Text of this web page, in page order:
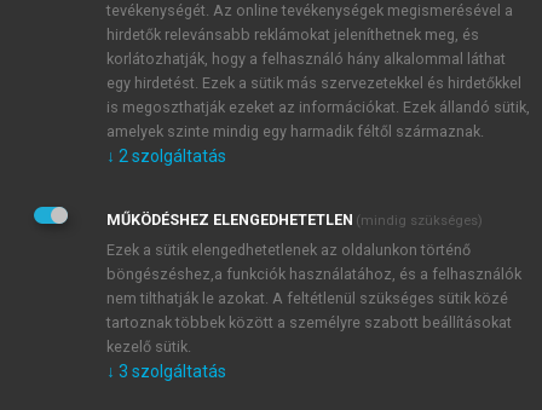
JELSZÓ ÚJRA
Kérek értesítést a MeRSZ újdonságairól, akcióiról.
Kérek értesítést az Akadémiai Kiadó Zrt. újdonságairól,
Adatkezelési tájékoztatóbanfoglaltakat tudomásul
veszem és elfogadom.
Általános vásárlási feltételeket, valamint a szotar.netés a
mersz.huoldalak licencszerződéseiben foglaltakat
tudomásul veszem és elfogadom.
KIPRÓBÁLOM
tevékenységét. Az online tevékenységek megismerésével a
hirdetők relevánsabb reklámokat jeleníthetnek meg, és
korlátozhatják, hogy a felhasználó hány alkalommal láthat
egy hirdetést. Ezek a sütik más szervezetekkel és hirdetőkkel
is megoszthatják ezeket az információkat. Ezek állandó sütik,
amelyek szinte mindig egy harmadik féltől származnak.
↓ 2 szolgáltatás
MŰKÖDÉSHEZ ELENGEDHETETLEN (mindig szükséges)
Ezek a sütik elengedhetetlenek az oldalunkon történő
böngészéshez,a funkciók használatához, és a felhasználók
nem tilthatják le azokat. A feltétlenül szükséges sütik közé
tartoznak többek között a személyre szabott beállításokat
kezelő sütik.
↓ 3 szolgáltatás